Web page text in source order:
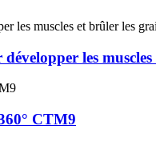
les muscles
CTM9